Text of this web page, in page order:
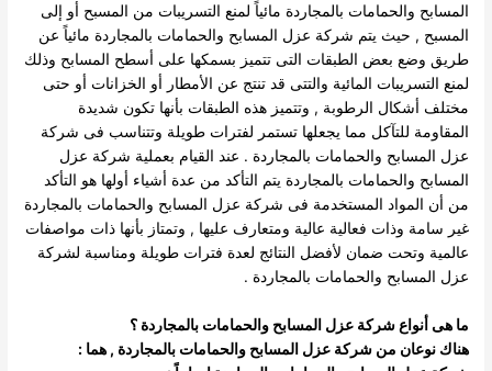
المسابح والحمامات بالمجاردة مائياً لمنع التسريبات من المسبح أو إلى
المسبح , حيث يتم شركة عزل المسابح والحمامات بالمجاردة مائياً عن
طريق وضع بعض الطبقات التى تتميز بسمكها على أسطح المسابح وذلك
لمنع التسريبات المائية والتتى قد تنتج عن الأمطار أو الخزانات أو حتى
مختلف أشكال الرطوبة , وتتميز هذه الطبقات بأنها تكون شديدة
المقاومة للتآكل مما يجعلها تستمر لفترات طويلة وتتناسب فى شركة
عزل المسابح والحمامات بالمجاردة . عند القيام بعملية شركة عزل
المسابح والحمامات بالمجاردة يتم التأكد من عدة أشياء أولها هو التأكد
من أن المواد المستخدمة فى شركة عزل المسابح والحمامات بالمجاردة
غير سامة وذات فعالية عالية ومتعارف عليها , وتمتاز بأنها ذات مواصفات
عالمية وتحت ضمان لأفضل النتائج لعدة فترات طويلة ومناسبة لشركة
عزل المسابح والحمامات بالمجاردة .
ما هى أنواع شركة عزل المسابح والحمامات بالمجاردة ؟
هناك نوعان من شركة عزل المسابح والحمامات بالمجاردة , هما :